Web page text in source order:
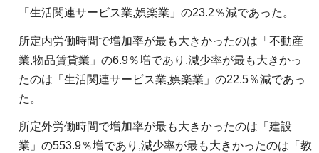
「生活関連サービス業,娯楽業」の23.2％減であった。
所定内労働時間で増加率が最も大きかったのは「不動産
業,物品賃貸業」の6.9％増であり,減少率が最も大きかっ
たのは「生活関連サービス業,娯楽業」の22.5％減であっ
た。
所定外労働時間で増加率が最も大きかったのは「建設
業」の553.9％増であり,減少率が最も大きかったのは「教